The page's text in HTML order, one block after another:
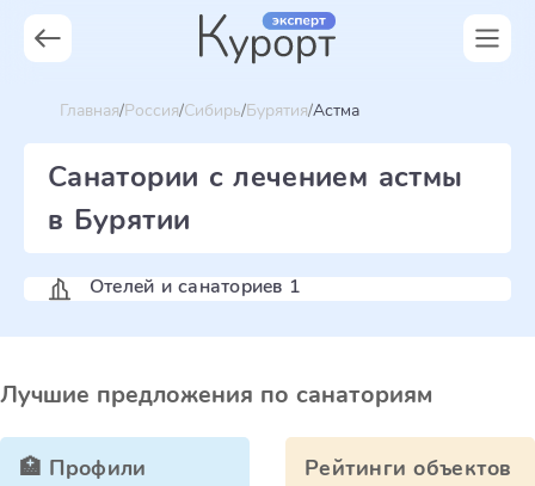
Главная Россия Сибирь Бурятия Астма
Санатории с лечением астмы
в Бурятии
Отелей и санаториев 1
Лучшие предложения по санаториям
🏥 Профили
Рейтинги объектов